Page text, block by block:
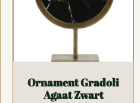
Ornament Gradoli
Agaat Zwart